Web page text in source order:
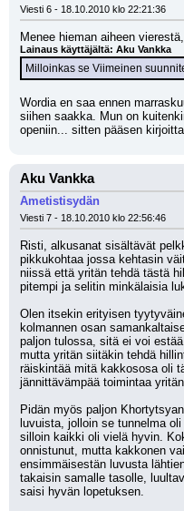
Viesti 6 - 18.10.2010 klo 22:21:36
Menee hieman aiheen
Lainaus käyttäjältä: Aku Vankka
Milloinkas se Viimeinen
Wordia en saa ennen
siihen saakka. Mun on
openiin... sitten pääsen
Aku Vankka
Ametistisydän
Viesti 7 - 18.10.2010 klo 22:56:46
Risti, alkusanat sisältävät
pikkukohtaa jossa kehtasin
niissä että yritän tehdä tästä
pitempi ja selitin minkälaisia
Olen itsekin erityisen
kolmannen osan
paljon tulossa, sitä ei voi
mutta yritän siitäkin tehdä
räiskintää mitä kakkososa oli
jännittävämpää toimintaa
Pidän myös paljon
luvuista, jolloin se tunnelma
silloin kaikki oli vielä hyvin.
onnistunut, mutta kakkonen
ensimmäisestän luvusta
takaisin samalle tasolle,
saisi hyvän lopetuksen.